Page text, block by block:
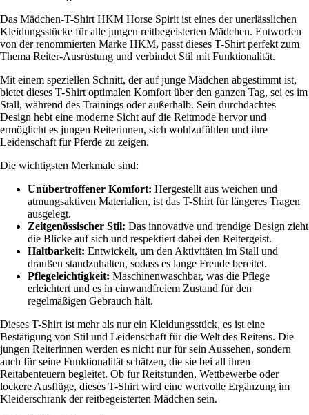
Das Mädchen-T-Shirt HKM Horse Spirit ist eines der unerlässlichen
Kleidungsstücke für alle jungen reitbegeisterten Mädchen. Entworfen
von der renommierten Marke HKM, passt dieses T-Shirt perfekt zum
Thema Reiter-Ausrüstung und verbindet Stil mit Funktionalität.
Mit einem speziellen Schnitt, der auf junge Mädchen abgestimmt ist,
bietet dieses T-Shirt optimalen Komfort über den ganzen Tag, sei es im
Stall, während des Trainings oder außerhalb. Sein durchdachtes
Design hebt eine moderne Sicht auf die Reitmode hervor und
ermöglicht es jungen Reiterinnen, sich wohlzufühlen und ihre
Leidenschaft für Pferde zu zeigen.
Die wichtigsten Merkmale sind:
Unübertroffener Komfort: Hergestellt aus weichen und
atmungsaktiven Materialien, ist das T-Shirt für längeres Tragen
ausgelegt.
Zeitgenössischer Stil: Das innovative und trendige Design zieht
die Blicke auf sich und respektiert dabei den Reitergeist.
Haltbarkeit: Entwickelt, um den Aktivitäten im Stall und
draußen standzuhalten, sodass es lange Freude bereitet.
Pflegeleichtigkeit: Maschinenwaschbar, was die Pflege
erleichtert und es in einwandfreiem Zustand für den
regelmäßigen Gebrauch hält.
Dieses T-Shirt ist mehr als nur ein Kleidungsstück, es ist eine
Bestätigung von Stil und Leidenschaft für die Welt des Reitens. Die
jungen Reiterinnen werden es nicht nur für sein Aussehen, sondern
auch für seine Funktionalität schätzen, die sie bei all ihren
Reitabenteuern begleitet. Ob für Reitstunden, Wettbewerbe oder
lockere Ausflüge, dieses T-Shirt wird eine wertvolle Ergänzung im
Kleiderschrank der reitbegeisterten Mädchen sein.